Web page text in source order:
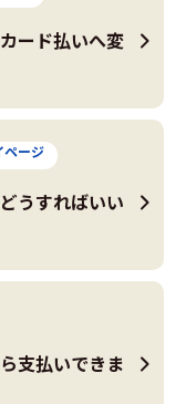
ード払いへ変
ページ
うすればいい
支払いできま